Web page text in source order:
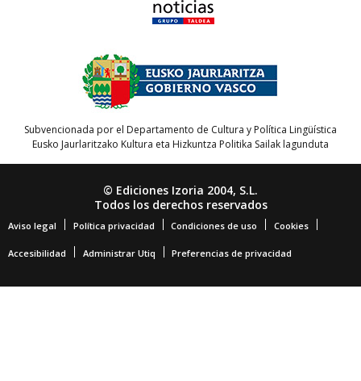
Subvencionada por el Departamento de Cultura y Política Lingüística
Eusko Jaurlaritzako Kultura eta Hizkuntza Politika Sailak lagunduta
© Ediciones Izoria 2004, S.L.
Todos los derechos reservados
Aviso legal Política privacidad Condiciones de uso Cookies
Accesibilidad Administrar Utiq Preferencias de privacidad